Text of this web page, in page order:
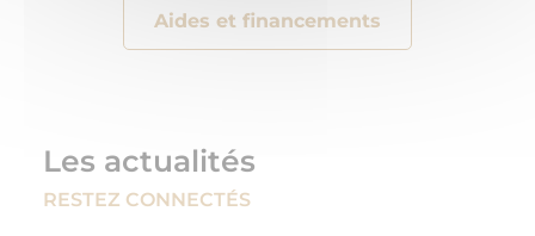
Aides et financements
Les actualités
RESTEZ CONNECTÉS